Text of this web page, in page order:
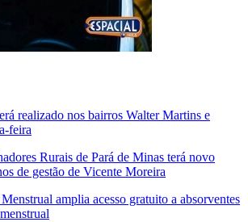
realizado nos bairros Walter Martins e
feira
Rurais de Pará de Minas terá novo
de gestão de Vicente Moreira
amplia acesso gratuito a absorventes